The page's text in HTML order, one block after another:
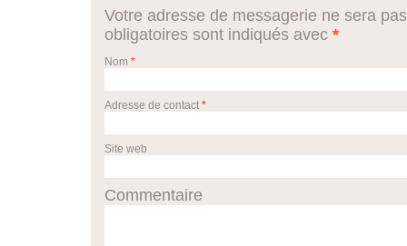
Votre adresse de messagerie ne sera
obligatoires sont indiqués avec *
Nom *
Adresse de contact *
Site web
Commentaire